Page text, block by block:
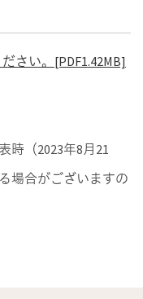
さい。[PDF1.42MB]
時（2023年8月21
場合がございますの